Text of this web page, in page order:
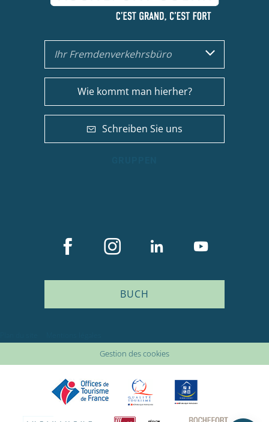
Ihr Fremdenverkehrsbüro
Wie kommt man hierher?
Schreiben Sie uns
BUCH
Gestion des cookies